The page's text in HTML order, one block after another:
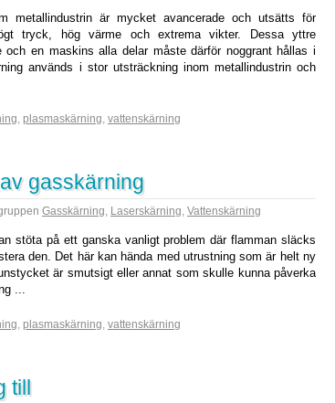
metallindustrin är mycket avancerade och utsätts för
tryck, hög värme och extrema vikter. Dessa yttre
och en maskins alla delar måste därför noggrant hållas i
används i stor utsträckning inom metallindustrin och
, plasmaskärning, vattenskärning
gasskärning
Gasskärning, Laserskärning, Vattenskärning
stöta på ett ganska vanligt problem där flamman släcks
den. Det här kan hända med utrustning som är helt ny
är smutsigt eller annat som skulle kunna påverka
...
, plasmaskärning, vattenskärning
till